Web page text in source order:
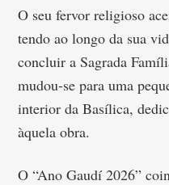
O seu fervor religioso
tendo ao longo da sua
concluir a Sagrada
mudou-se para uma
interior da Basílica,
àquela obra.
O “Ano Gaudí 2026”